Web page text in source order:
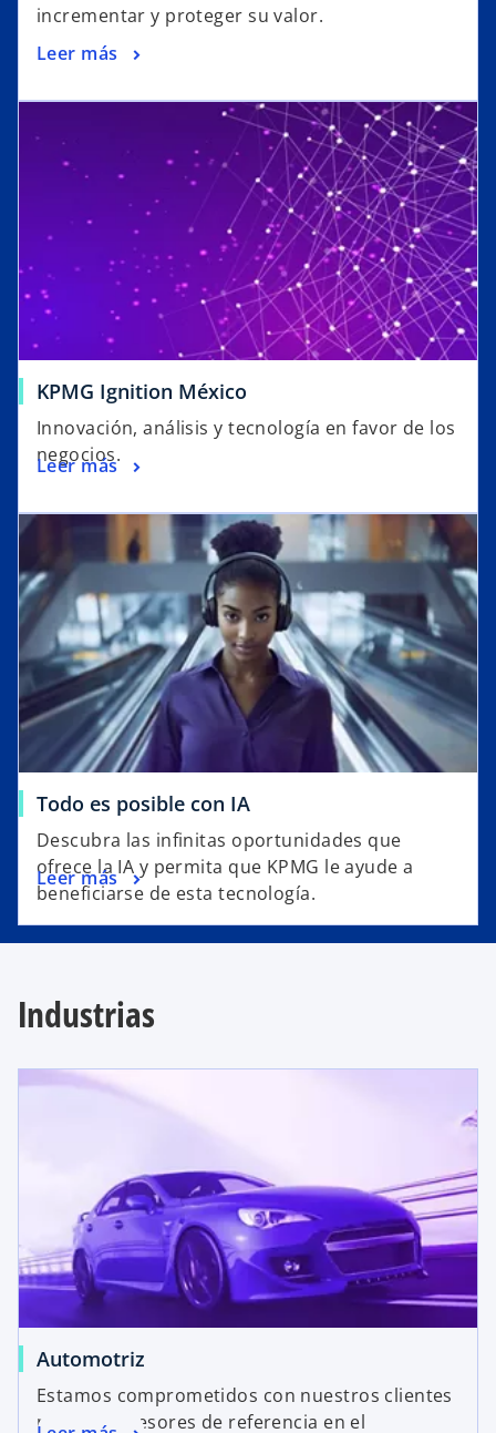
incrementar y proteger su valor.
Leer más
KPMG Ignition México
Innovación, análisis y tecnología en favor de los
negocios.
Leer más
Todo es posible con IA
Descubra las infinitas oportunidades que
ofrece la IA y permita que KPMG le ayude a
beneficiarse de esta tecnología.
Leer más
Industrias
Automotriz
Estamos comprometidos con nuestros clientes
para sus asesores de referencia en el